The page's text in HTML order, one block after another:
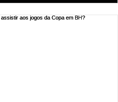
o público e reafirmar o sucesso de uma